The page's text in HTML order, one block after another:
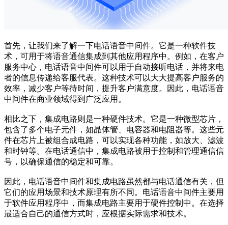
首先，让我们来了解一下电话语音中间件。它是一种软件技
术，可用于将语音通信集成到其他应用程序中。例如，在客户
服务中心，电话语音中间件可以用于自动接听电话，并将来电
者的信息传递给客服代表。这种技术可以大大提高客户服务的
效率，减少客户等待时间，提升客户满意度。因此，电话语音
中间件在商业领域得到广泛应用。
相比之下，集成电路则是一种硬件技术。它是一种微型芯片，
包含了多个电子元件，如晶体管、电容器和电阻器等。这些元
件在芯片上被组合成电路，可以实现各种功能，如放大、滤波
和时钟等。在电话通信中，集成电路被用于控制和管理通信信
号，以确保通信的稳定和可靠。
因此，电话语音中间件和集成电路虽然都与电话通信有关，但
它们的应用场景和技术原理有所不同。电话语音中间件主要用
于软件应用程序中，而集成电路主要用于硬件控制中。在选择
最适合自己的通信方式时，应根据实际需求和技术。